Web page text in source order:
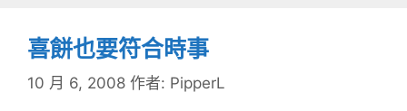
喜餅也要符合時事
10 月 6, 2008 作者: PipperL